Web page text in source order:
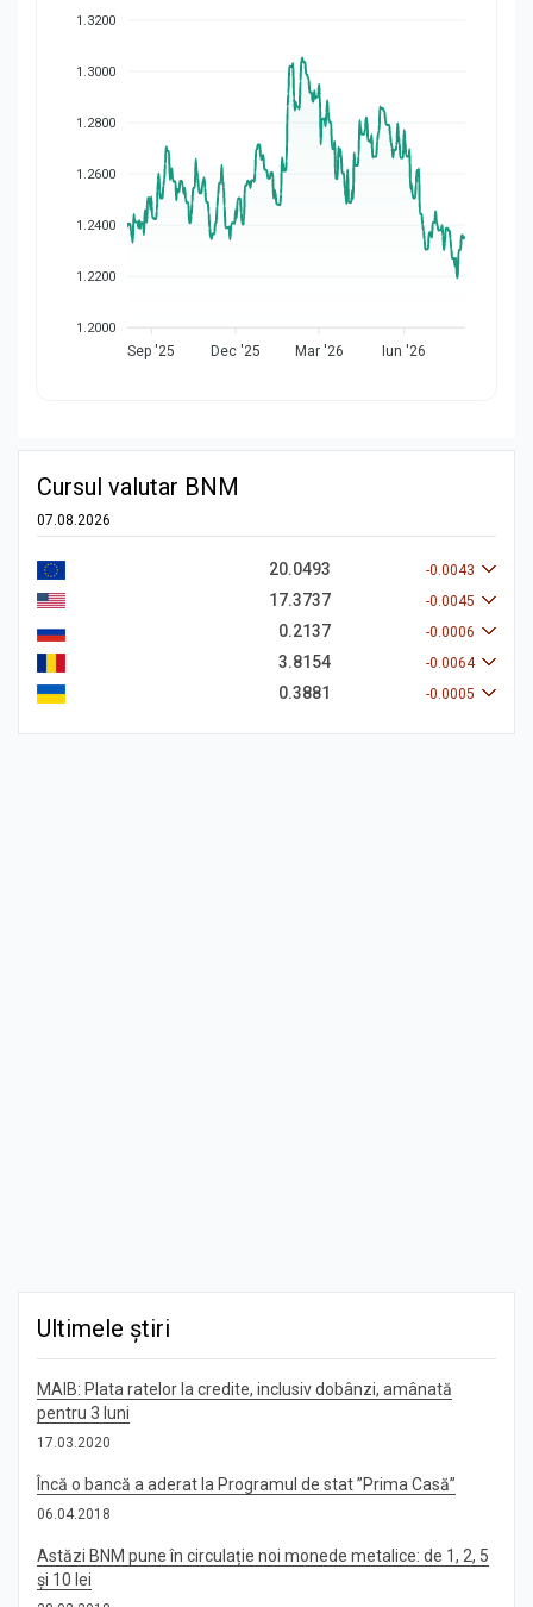
1.3200
1.3000
1.2800
1.2600
1.2400
1.2200
1.2000
Sep '25 Dec '25 Mar '26 Iun '26
Cursul valutar BNM
07.08.2026
20.0493 -0.0043
17.3737 -0.0045
0.2137 -0.0006
3.8154 -0.0064
0.3881 -0.0005
Ultimele știri
MAIB: Plata ratelor la credite, inclusiv dobânzi, amânată
pentru 3 luni
17.03.2020
Încă o bancă a aderat la Programul de stat ”Prima Casă”
06.04.2018
Astăzi BNM pune în circulație noi monede metalice: de 1, 2, 5
și 10 lei